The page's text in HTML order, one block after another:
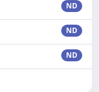
ND
ND
ND